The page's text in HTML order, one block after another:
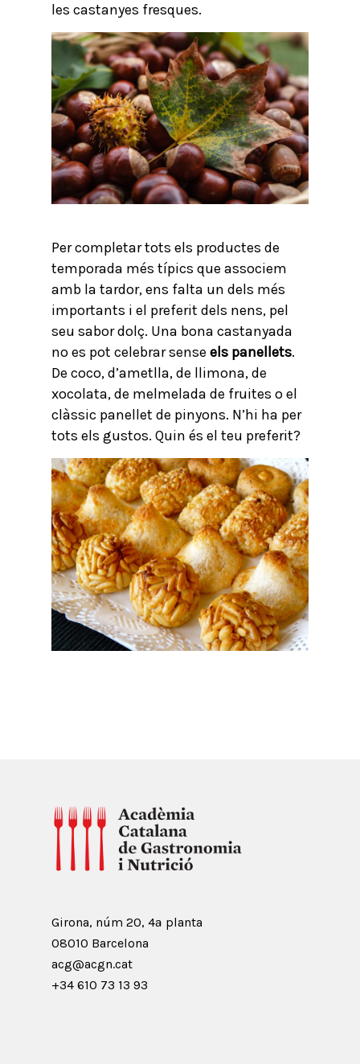
les castanyes fresques.
Per completar tots els productes de
temporada més típics que associem
amb la tardor, ens falta un dels més
importants i el preferit dels nens, pel
seu sabor dolç. Una bona castanyada
no es pot celebrar sense els panellets.
De coco, d’ametlla, de llimona, de
xocolata, de melmelada de fruites o el
clàssic panellet de pinyons. N’hi ha per
tots els gustos. Quin és el teu preferit?
Girona, núm 20, 4ª planta
08010 Barcelona
acg@acgn.cat
+34 610 73 13 93